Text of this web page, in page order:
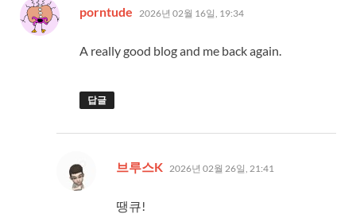
porntude 댓
글:
2026년 02월 16일, 19:34
A really good blog and me back again.
답글
브루스K 댓
글:
2026년 02월 26일, 21:41
땡큐!